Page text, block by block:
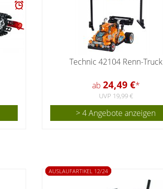
Technic 42104 Renn-Truck
ab 24,49 €*
UVP 19,99 €
> 4 Angebote anzeigen
AUSLAUFARTIKEL 12/24